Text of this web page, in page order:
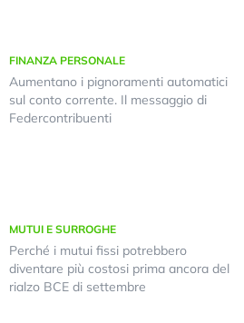
FINANZA PERSONALE
Aumentano i pignoramenti automatici
sul conto corrente. Il messaggio di
Federcontribuenti
MUTUI E SURROGHE
Perché i mutui fissi potrebbero
diventare più costosi prima ancora del
rialzo BCE di settembre